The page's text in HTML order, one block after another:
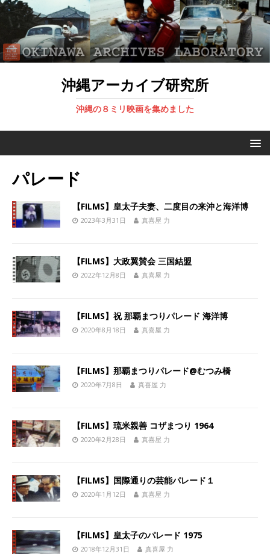
沖縄アーカイブ研究所
沖縄の８ミリ映画を集めました
パレード
【FILMS】皇太子夫妻、二度目の来沖と海洋博
2023年3月31日 真喜屋 力
【FILMS】大政翼賛会 三国結盟
2022年12月8日 真喜屋 力
【FILMS】祝 那覇まつりパレード 海洋博
2020年8月18日 真喜屋 力
【FILMS】那覇まつりパレード@むつみ橋
2020年7月8日 真喜屋 力
【FILMS】琉米親善 コザまつり 1964
2020年2月28日 真喜屋 力
【FILMS】国際通りの芸能パレード１
2020年1月12日 真喜屋 力
【FILMS】皇太子のパレード 1975
2018年12月31日 真喜屋 力